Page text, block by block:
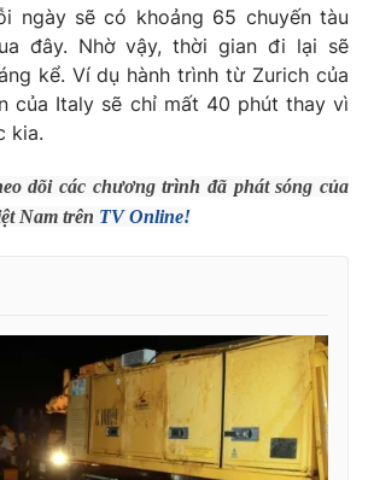
tương lai
Shorts video
VTV Thể thao
ngày sẽ có khoảng 65 chuyến tàu
đây. Nhờ vậy, thời gian đi lại sẽ
kể. Ví dụ hành trình từ Zurich của
của Italy sẽ chỉ mất 40 phút thay vì
kia.
dõi các chương trình đã phát sóng của
Nam trên TV Online!